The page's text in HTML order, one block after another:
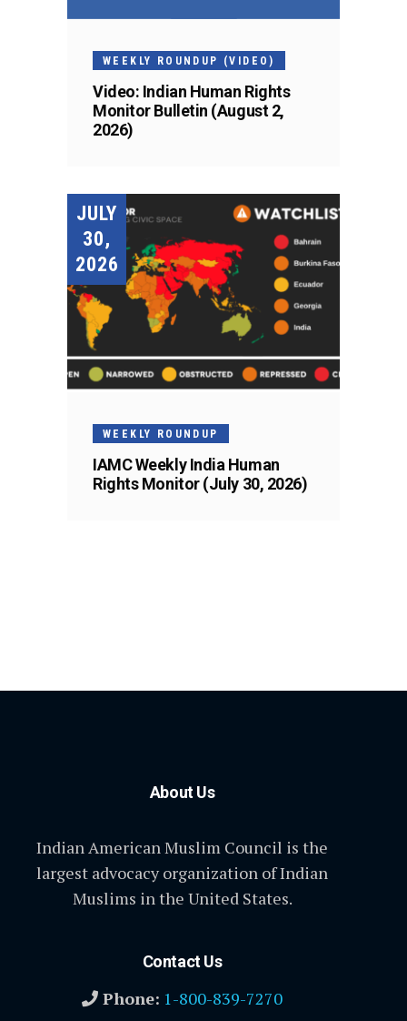
WEEKLY ROUNDUP (VIDEO)
Video: Indian Human Rights
Monitor Bulletin (August 2,
2026)
JULY
30,
2026
WEEKLY ROUNDUP
IAMC Weekly India Human
Rights Monitor (July 30, 2026)
About Us
Indian American Muslim Council is the
largest advocacy organization of Indian
Muslims in the United States.
Contact Us
Phone: 1-800-839-7270